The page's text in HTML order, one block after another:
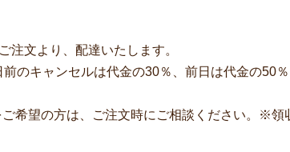
注文より、配達いたします。
のキャンセルは代金の30％、前日は代金の50
希望の方は、ご注文時にご相談ください。※領